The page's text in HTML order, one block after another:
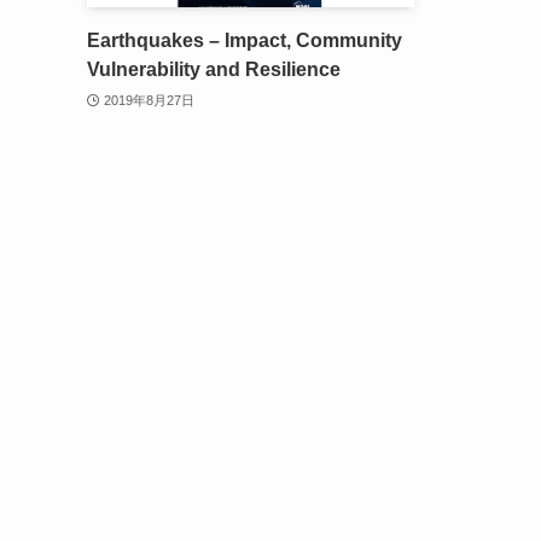
Earthquakes – Impact, Community
Vulnerability and Resilience
2019年8月27日